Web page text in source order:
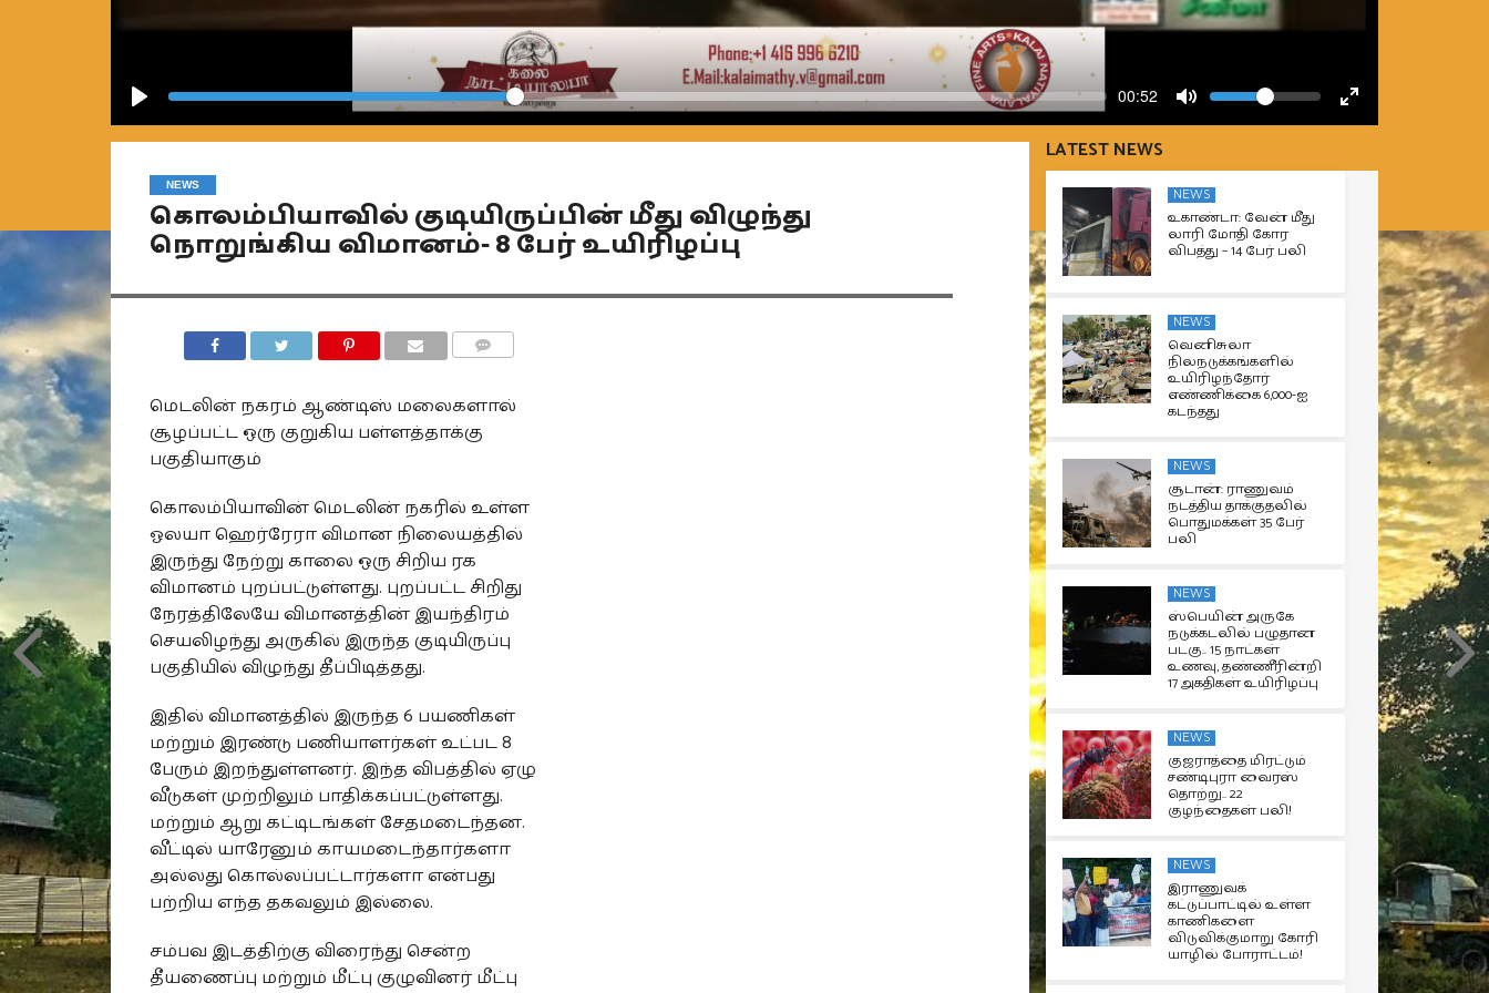
Seek Current
00:52
Mute
Volume
Fullscreen
NEWS
கொலம்பியாவில் குடியிருப்பின் மீது விழுந்து
நொறுங்கிய விமானம்- 8 பேர் உயிரிழப்பு
மெடலின் நகரம் ஆண்டிஸ் மலைகளால்
சூழப்பட்ட ஒரு குறுகிய பள்ளத்தாக்கு
பகுதியாகும்
கொலம்பியாவின் மெடலின் நகரில் உள்ள
ஓலயா ஹெர்ரேரா விமான நிலையத்தில்
இருந்து நேற்று காலை ஒரு சிறிய ரக
விமானம் புறப்பட்டுள்ளது. புறப்பட்ட சிறிது
நேரத்திலேயே விமானத்தின் இயந்திரம்
செயலிழந்து அருகில் இருந்த குடியிருப்பு
பகுதியில் விழுந்து தீப்பிடித்தது.
இதில் விமானத்தில் இருந்த 6 பயணிகள்
மற்றும் இரண்டு பணியாளர்கள் உட்பட 8
பேரும் இறந்துள்ளனர். இந்த விபத்தில் ஏழு
வீடுகள் முற்றிலும் பாதிக்கப்பட்டுள்ளது.
மற்றும் ஆறு கட்டிடங்கள் சேதமடைந்தன.
வீட்டில் யாரேனும் காயமடைந்தார்களா
அல்லது கொல்லப்பட்டார்களா என்பது
பற்றிய எந்த தகவலும் இல்லை.
சம்பவ இடத்திற்கு விரைந்து சென்ற
தீயணைப்பு மற்றும் மீட்பு குழுவினர் மீட்பு
LATEST NEWS
NEWS
உகாண்டா: வேன் மீது
லாரி மோதி கோர
விபத்து – 14 பேர் பலி
NEWS
வெனிசுலா
நிலநடுக்கங்களில்
உயிரிழந்தோர்
எண்ணிக்கை 6,000-ஐ
கடந்தது
NEWS
சூடான்: ராணுவம்
நடத்திய தாக்குதலில்
பொதுமக்கள் 35 பேர்
பலி
NEWS
ஸ்பெயின் அருகே
நடுக்கடலில் பழுதான
படகு.. 15 நாட்கள்
உணவு, தண்ணீரின்றி
17 அகதிகள் உயிரிழப்பு
NEWS
குஜராத்தை மிரட்டும்
சண்டிபுரா வைரஸ்
தொற்று.. 22
குழந்தைகள் பலி!
NEWS
இராணுவக்
கட்டுப்பாட்டில் உள்ள
காணிகளை
விடுவிக்குமாறு கோரி
யாழில் போராட்டம்!